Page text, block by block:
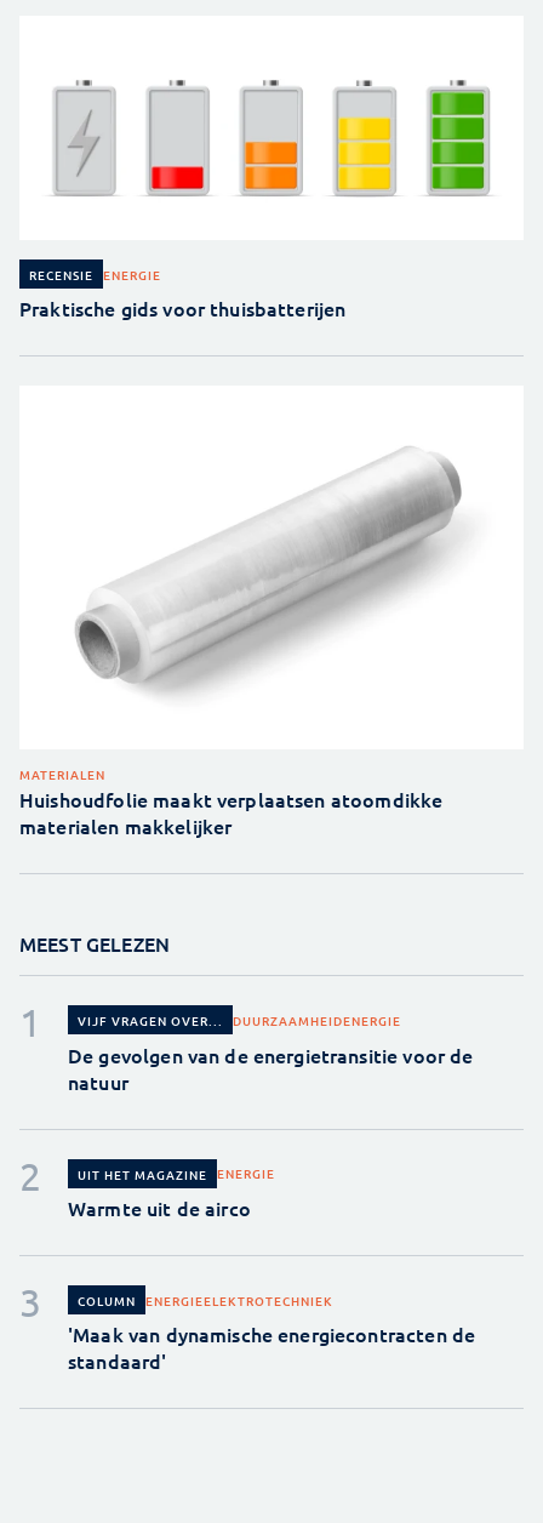
RECENSIE ENERGIE
Praktische gids voor thuisbatterijen
MATERIALEN
Huishoudfolie maakt verplaatsen atoomdikke
materialen makkelijker
MEEST GELEZEN
VIJF VRAGEN OVER... DUURZAAMHEIDENERGIE
De gevolgen van de energietransitie voor de
natuur
UIT HET MAGAZINE ENERGIE
Warmte uit de airco
COLUMN ENERGIEELEKTROTECHNIEK
'Maak van dynamische energiecontracten de
standaard'